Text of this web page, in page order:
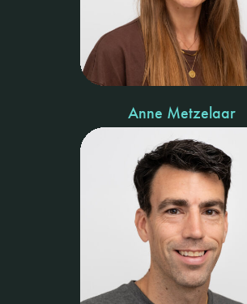
Anne Metzelaar